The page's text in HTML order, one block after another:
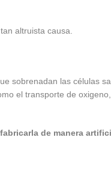
altruista causa.
sobrenadan las células
el transporte de
de manera